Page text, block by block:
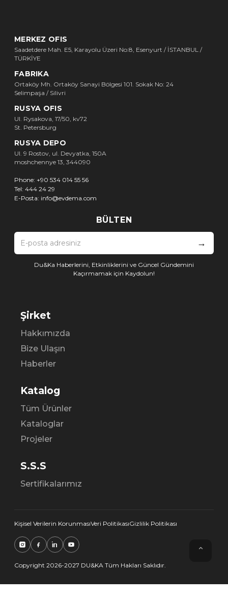
MERKEZ OFIS
Saadetdere Mah. E5, Karayolu Üzeri No:8, Esenyurt / İSTANBUL /
TÜRKİYE
FABRIKA
Ortaköy Mh. Ortaköy Sanayi Bölgesi 101. Sokak No: 24
Selimpaşa / Silivri
RUSYA OFIS
Ul. Rysakova, 17/50, kv72
St. Petersburg
RUSYA DEPO
Ul. 9 Rostov, ul. Devyatka, 150A
moshchennye 13, 344090
Phone: +90 534 014 55 56
Tel: 444 24 29
E-Posta: info@evdema.com
BÜLTEN
→
Du&Ka Haberlerini, Etkinliklerini ve Güncel Gündemini
Kaçırmamak için Kaydolun!
Şirket
Hakkımızda
Bize Ulaşın
Haberler
Katalog
Tüm Ürünler
Kataloglar
Projeler
S.S.S
Sertifikalarımız
Kişisel Verilerin KorunmasıVeri PolitikasıGizlilik Politikası
Copyright 2026-2027 DU&KA Tüm Hakları Saklıdır.
⌃